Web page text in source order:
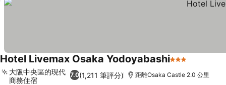
Hotel Livemax Osaka Yodoyabashi3 星級
7.0(1,211 筆評分)
大阪中央區的現代
商務住宿
距離Osaka Castle 2.0 公里